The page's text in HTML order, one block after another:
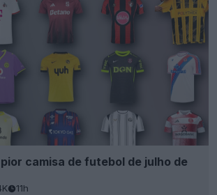
camisa de futebol de julho de
11h